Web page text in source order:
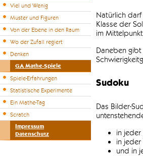
Viel und Wenig
Muster und Figuren
Von der Ebene in den Raum
Wo der Zufall regiert
Denken
GA Mathe-Spiele
Spiele-Erfahrungen
Statistische Experimente
Ein Mathe-Tag
Scratch
Impressum
Datenschutz
Natürlich
Klasse der
im
Daneben
Sudoku
Das Bilder-
in jeder
in jeder
und in